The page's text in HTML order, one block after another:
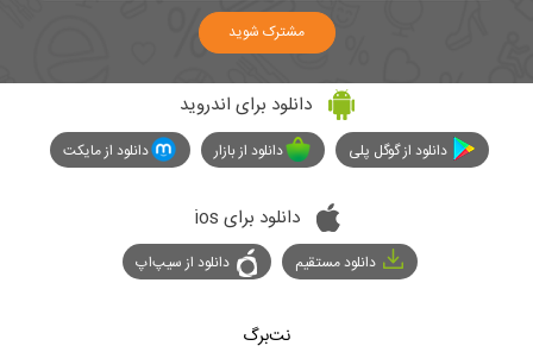
مشترک شوید
دانلود برای اندروید
دانلود از گوگل پلی دانلود از بازار دانلود از مایکت
دانلود برای ios
دانلود مستقیم دانلود از سیپ‌اپ
نت‌برگ